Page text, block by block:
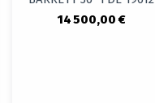
14 500,00 €